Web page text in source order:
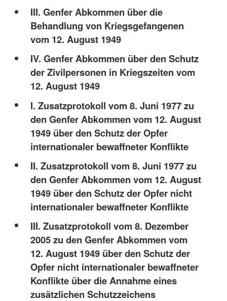
III. Genfer Abkommen über die
Behandlung von Kriegsgefangenen
vom 12. August 1949
IV. Genfer Abkommen über den Schutz
der Zivilpersonen in Kriegszeiten vom
12. August 1949
I. Zusatzprotokoll vom 8. Juni 1977 zu
den Genfer Abkommen vom 12. August
1949 über den Schutz der Opfer
internationaler bewaffneter Konflikte
II. Zusatzprotokoll vom 8. Juni 1977 zu
den Genfer Abkommen vom 12. August
1949 über den Schutz der Opfer nicht
internationaler bewaffneter Konflikte
III. Zusatzprotokoll vom 8. Dezember
2005 zu den Genfer Abkommen vom
12. August 1949 über den Schutz der
Opfer nicht internationaler bewaffneter
Konflikte über die Annahme eines
zusätzlichen Schutzzeichens